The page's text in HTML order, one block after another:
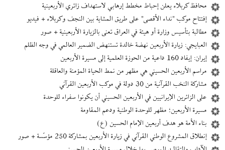
محافظ كربلاء يعلن إحباط مخطط إرهابي لاستهداف زائري الأربعينية
إفتتاح موكب "نداء الأقصى" على طريق المشاية بين النجف وكربلاء + فیديو
مطالبة بتأسيس وزارة أو هيئة في العراق تعنى بالزيارة الأربعينية + صور
العبايجي: زيارة الأربعين نهضة خالدة تستنهض الضمير العالمي في وجه الظلم
إیران: إيفاد 160 داعية من الحوزة العلمية إلى مسيرة الأربعين
مراسم الأربعين الحسيني هي مظهر من نمط الحياة المؤمنة والعاقلة
مشاركة النخب القرآنية من 30 دولة في موكب الأربعين القرآني
على الزائرين الإيرانيين في الأربعين الحسيني أن يكونوا سفراء للوحدة
مسيرة الأربعين؛ مظهر للوحدة الوطنية ودعم المقاومة
بناء الأمة هو هدف أربعين الإمام الحسين (ع)
إنطلاق المشروع الوطني القرآني في زيارة الأربعين بمشاركة 250 مؤسّسة + صور